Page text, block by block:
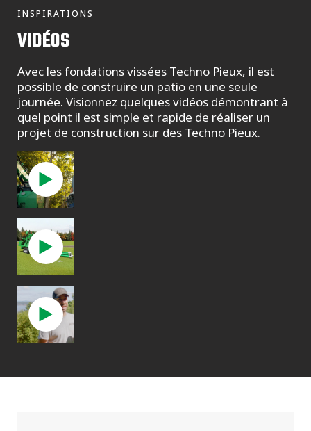
INSPIRATIONS
VIDÉOS
Avec les fondations vissées Techno Pieux, il est
possible de construire un patio en une seule
journée. Visionnez quelques vidéos démontrant à
quel point il est simple et rapide de réaliser un
projet de construction sur des Techno Pieux.